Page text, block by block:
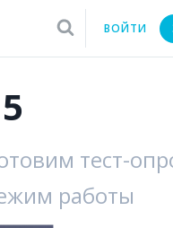
ВОЙТИ
тест-
работы